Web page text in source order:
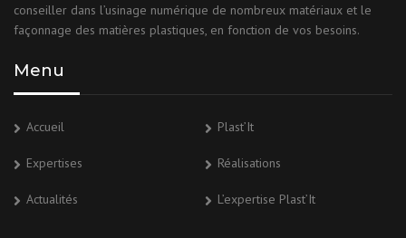
conseiller dans l’usinage numérique de nombreux matériaux et le
façonnage des matières plastiques, en fonction de vos besoins.
Menu
Accueil Plast’It
Expertises Réalisations
Actualités L’expertise Plast’It